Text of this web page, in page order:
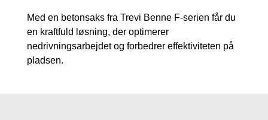
Med en betonsaks fra Trevi Benne F-serien får du
en kraftfuld løsning, der optimerer
nedrivningsarbejdet og forbedrer effektiviteten på
pladsen.